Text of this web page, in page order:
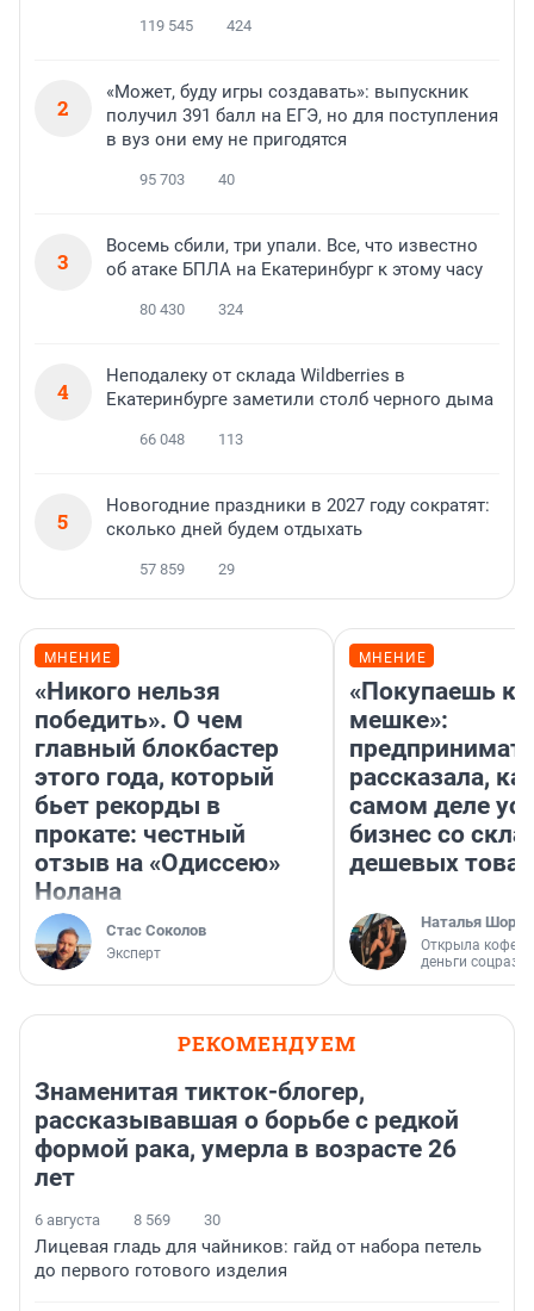
119 545 424
2
«Может, буду игры создавать»: выпускник
получил 391 балл на ЕГЭ, но для поступления
в вуз они ему не пригодятся
95 703 40
3
Восемь сбили, три упали. Все, что известно
об атаке БПЛА на Екатеринбург к этому часу
80 430 324
4
Неподалеку от склада Wildberries в
Екатеринбурге заметили столб черного дыма
66 048 113
5
Новогодние праздники в 2027 году сократят:
сколько дней будем отдыхать
57 859 29
МНЕНИЕ
«Никого нельзя
победить». О чем
главный блокбастер
этого года, который
бьет рекорды в
прокате: честный
отзыв на «Одиссею»
Нолана
Стас Соколов
Эксперт
МНЕНИЕ
«Покупаешь
мешке»:
рассказала,
самом деле
бизнес со
дешевых
Наталья
Открыла
деньги
РЕКОМЕНДУЕМ
Знаменитая тикток-блогер,
рассказывавшая о борьбе с редкой
формой рака, умерла в возрасте 26
лет
6 августа 8 569 30
Лицевая гладь для чайников: гайд от набора петель
до первого готового изделия